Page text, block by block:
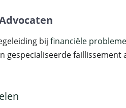
bij financiële
gespecialiseerde